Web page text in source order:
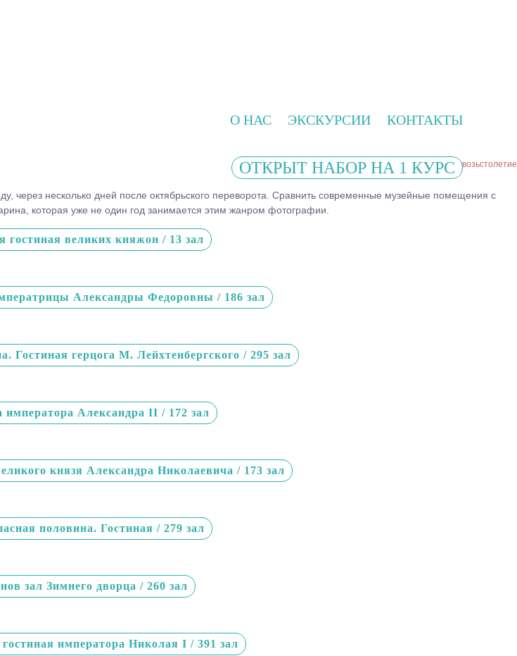
ОТКРЫТ НАБОР НА 1 КУРС
О НАС ЭКСКУРСИИ КОНТАКТЫ
к другим статьям #сквозьстолетие
несколько дней после октябрьского переворота. Сравнить современные музейные помещения с
которая уже не один год занимается этим жанром фотографии.
гостиная великих княжон / 13 зал
Александры Федоровны / 186 зал
Гостиная герцога М. Лейхтенбергского / 295 зал
императора Александра II / 172 зал
князя Александра Николаевича / 173 зал
половина. Гостиная / 279 зал
зал Зимнего дворца / 260 зал
императора Николая I / 391 зал